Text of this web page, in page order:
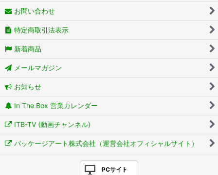
お問い合わせ
特定商取引法表示
新着商品
メールマガジン
お知らせ
In The Box 営業カレンダー
ITB-TV (動画チャンネル)
パッケージアート株式会社（運営会社オフィシャルサイト）
PCサイト